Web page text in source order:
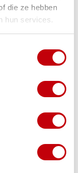
die ze hebben
hun services.
en-
Bekijk alle producten